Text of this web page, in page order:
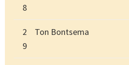
8
2
9
Ton Bontsema